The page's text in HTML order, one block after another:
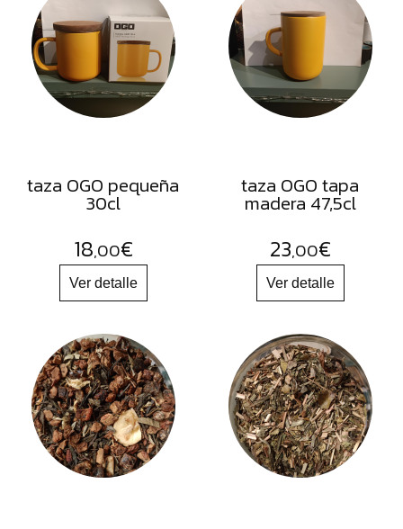
FRUTOS
SECOS
SAL
HIERBAS
HARINAS
FLORES
PRODUCTOS
ACCESORIOS
ALIMENTOS
DESHIDRATADOS
taza OGO pequeña
30cl
18,00€
taza OGO tapa
madera 47,5cl
23,00€